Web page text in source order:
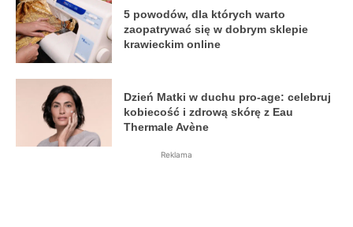
5 powodów, dla których warto
zaopatrywać się w dobrym sklepie
krawieckim online
Dzień Matki w duchu pro-age: celebruj
kobiecość i zdrową skórę z Eau
Thermale Avène
Reklama